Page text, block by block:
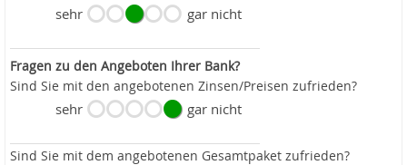
sehr gar nicht
Fragen zu den Angeboten Ihrer Bank?
Sind Sie mit den angebotenen Zinsen/Preisen zufrieden?
sehr gar nicht
Sind Sie mit dem angebotenen Gesamtpaket zufrieden?